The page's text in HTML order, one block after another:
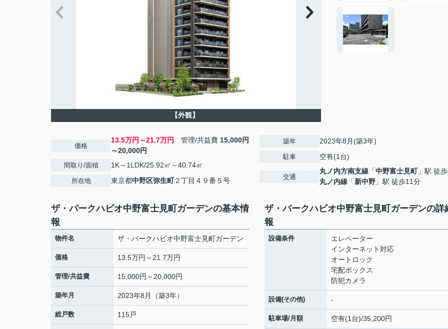
【外観】
価格
13.5万円～21.7万円 管理/共益費 15,000円
～20,000円
間取り/面積 1K～1LDK/25.92㎡～40.74㎡
所在地 東京都中野区弥生町２丁目４９番５号
築年 2023年8月(築3年)
駐車 空有(1台)
交通
丸ノ内方南支線 「中野富士見町」駅 徒
丸ノ内線 「新中野 」駅 徒歩11分
ザ・パークハビオ中野富士見町ガーデンの基本情
報
物件名 ザ・パークハビオ中野富士見町ガーデン
価格 13.5万円～21.7万円
管理/共益費 15,000円～20,000円
築年月 2023年8月（築3年）
総戸数 115戸
ザ・パークハビオ中野富士見町ガーデンの詳
報
設備条件
エレベーター
インターネット対応
オートロック
宅配ボックス
防犯カメラ
設備(その他) -
駐車場/月額 空有(1台)/35,200円